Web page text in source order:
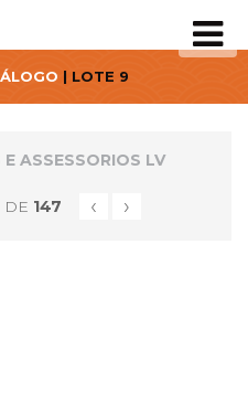
| LOTE 9
ASSESSORIOS LV
DE 147 ‹ ›